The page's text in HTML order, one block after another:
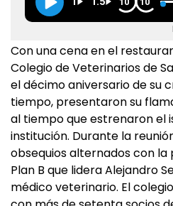
Con una cena en el
Colegio de Veterinarios de
el décimo aniversario de su
tiempo, presentaron su
al tiempo que estrenaron el
institución. Durante la
obsequios alternados con
Plan B que lidera Alejandro
médico veterinario. El